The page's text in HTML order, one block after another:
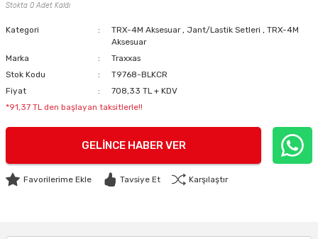
Stokta 0 Adet Kaldı
Kategori TRX-4M Aksesuar , Jant/Lastik Setleri , TRX-4M
Aksesuar
Marka
Traxxas
Stok Kodu
T9768-BLKCR
Fiyat
708,33 TL + KDV
*91,37 TL den başlayan taksitlerle!!
GELINCE HABER VER
Tavsiye Et Karşılaştır